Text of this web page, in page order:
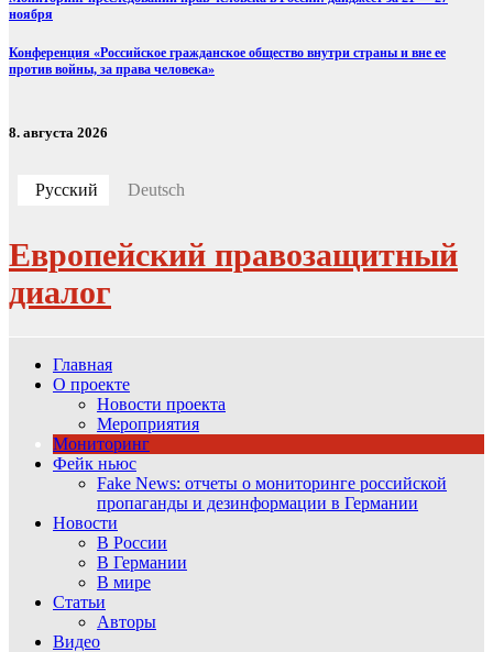
ноября
Конференция «Российское гражданское общество внутри страны и вне ее
против войны, за права человека»
8. августа 2026
Русский Deutsch
Европейский правозащитный
диалог
Главная
О проекте
Новости проекта
Мероприятия
Мониторинг
Фейк ньюс
Fake News: отчеты о мониторинге российской
пропаганды и дезинформации в Германии
Новости
В России
В Германии
В мире
Статьи
Авторы
Видео